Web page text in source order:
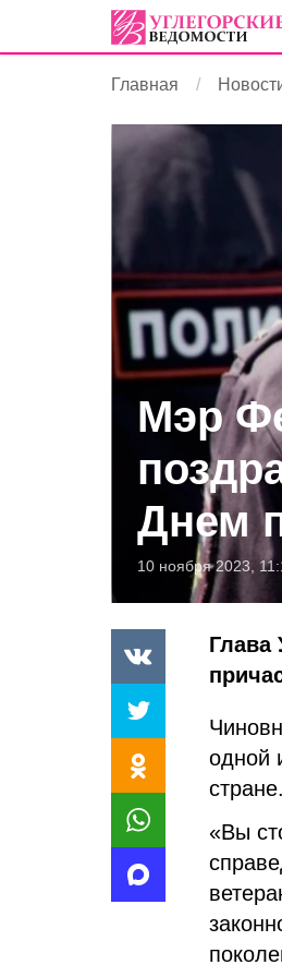
Главная
Мэр
Днем
10 ноября 2023,
Глава
одной
стране.
«Вы